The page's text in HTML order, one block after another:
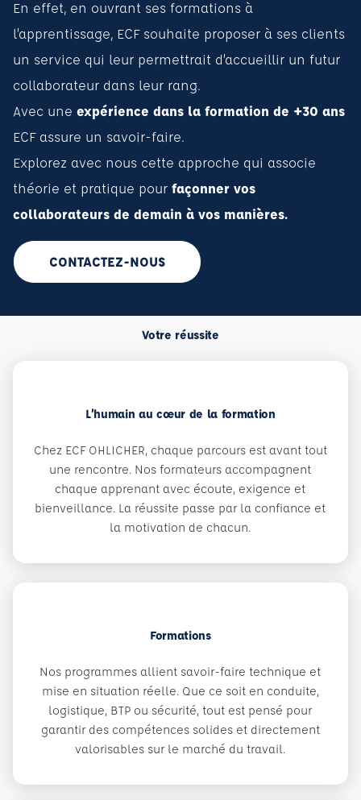
En effet, en ouvrant ses formations à
l’apprentissage, ECF souhaite proposer à ses clients
un service qui leur permettrait d’accueillir un futur
collaborateur dans leur rang.
Avec une expérience dans la formation de +30 ans
ECF assure un savoir-faire.
Explorez avec nous cette approche qui associe
théorie et pratique pour façonner vos
collaborateurs de demain à vos manières.
CONTACTEZ-NOUS
Votre réussite
L’humain au cœur de la formation
Chez ECF OHLICHER, chaque parcours est avant tout
une rencontre. Nos formateurs accompagnent
chaque apprenant avec écoute, exigence et
bienveillance. La réussite passe par la confiance et
la motivation de chacun.
Formations
Nos programmes allient savoir-faire technique et
mise en situation réelle. Que ce soit en conduite,
logistique, BTP ou sécurité, tout est pensé pour
garantir des compétences solides et directement
valorisables sur le marché du travail.